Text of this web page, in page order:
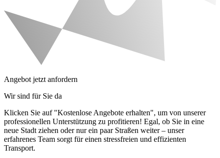
Angebot jetzt anfordern
Wir sind für Sie da
Klicken Sie auf "Kostenlose Angebote erhalten", um von unserer
professionellen Unterstützung zu profitieren! Egal, ob Sie in eine
neue Stadt ziehen oder nur ein paar Straßen weiter – unser
erfahrenes Team sorgt für einen stressfreien und effizienten
Transport.